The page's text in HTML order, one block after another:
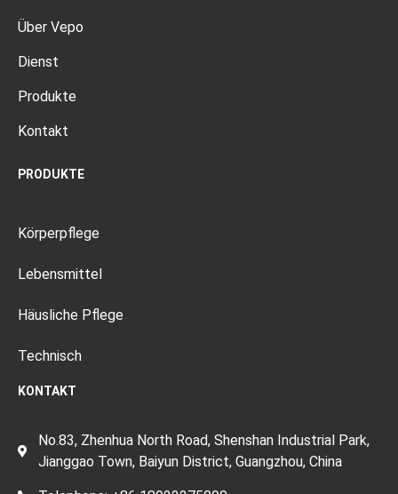
Über Vepo
Dienst
Produkte
Kontakt
PRODUKTE
Körperpflege
Lebensmittel
Häusliche Pflege
Technisch
KONTAKT
No.83, Zhenhua North Road, Shenshan Industrial Park,
Jianggao Town, Baiyun District, Guangzhou, China